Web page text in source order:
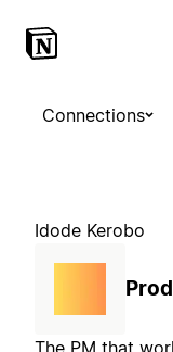
Connections
Idode Kerobo
The PM that